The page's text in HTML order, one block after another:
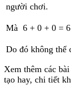
người chơi.
Mà 6 + 0 + 0
Do đó không thể
Xem thêm các
tạo hay, chi tiết